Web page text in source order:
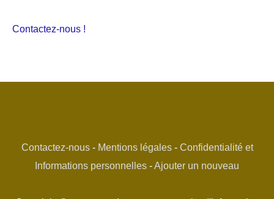
Contactez-nous !
Contactez-nous- Mentions légales- Confidentialité et
Informations personnelles -Ajouter un nouveau